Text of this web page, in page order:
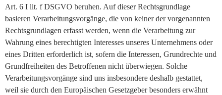
Art. 6 I lit. f DSGVO beruhen. Auf dieser Rechtsgrundlage
basieren Verarbeitungsvorgänge, die von keiner der vorgenannten
Rechtsgrundlagen erfasst werden, wenn die Verarbeitung zur
Wahrung eines berechtigten Interesses unseres Unternehmens oder
eines Dritten erforderlich ist, sofern die Interessen, Grundrechte und
Grundfreiheiten des Betroffenen nicht überwiegen. Solche
Verarbeitungsvorgänge sind uns insbesondere deshalb gestattet,
weil sie durch den Europäischen Gesetzgeber besonders erwähnt